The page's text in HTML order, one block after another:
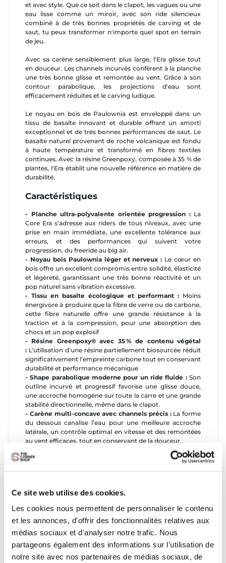
Ce site web utilise des cookies.
Les cookies nous permettent de personnaliser le contenu
et les annonces, d'offrir des fonctionnalités relatives aux
médias sociaux et d'analyser notre trafic. Nous
partageons également des informations sur l'utilisation de
notre site avec nos partenaires de médias sociaux, de
et avec style. Que ce soit dans le clapot, les vagues ou une
eau lisse comme un miroir, avec son ride silencieux
combiné à de très bonnes propriétés de carving et de
saut, tu peux transformer n'importe quel spot en terrain
de jeu.
Avec sa carène sensiblement plus large, l'Era glisse tout
en douceur. Les channels incurvés confèrent à la planche
une très bonne glisse et remontée au vent. Grâce à son
contour parabolique, les projections d'eau sont
efficacement réduites et le carving ludique.
Le noyau en bois de Paulownia est enveloppé dans un
tissu de basalte innovant et durable offrant un amorti
exceptionnel et de très bonnes performances de saut. Le
basalte naturel provenant de roche volcanique est fondu
à haute température et transformé en fibres textiles
continues. Avec la résine Greenpoxy, composée à 35 % de
plantes, l'Era établit une nouvelle référence en matière de
durabilité.
Caractéristiques
- Planche ultra-polyvalente orientée progression : La
Core Era s’adresse aux riders de tous niveaux, avec une
prise en main immédiate, une excellente tolérance aux
erreurs, et des performances qui suivent votre
progression, du freeride au big air.
- Noyau bois Paulownia léger et nerveux : Le cœur en
bois offre un excellent compromis entre solidité, élasticité
et légèreté, garantissant une très bonne réactivité et un
pop naturel sans vibration excessive.
- Tissu en basalte écologique et performant : Moins
énergivore à produire que la fibre de verre ou de carbone,
cette fibre naturelle offre une grande résistance à la
traction et à la compression, pour une absorption des
chocs et un pop explosif
- Résine Greenpoxy® avec 35 % de contenu végétal
: L’utilisation d’une résine partiellement biosourcée réduit
significativement l’empreinte carbone tout en conservant
durabilité et performance mécanique
- Shape parabolique moderne pour un ride fluide : Son
outline incurvé et progressif favorise une glisse douce,
une accroche homogène sur toute la carre et une grande
stabilité directionnelle, même dans le clapot.
- Carène multi-concave avec channels précis : La forme
du dessous canalise l’eau pour une meilleure accroche
latérale, un contrôle optimal en vitesse et des remontées
au vent efficaces, tout en conservant de la douceur.
- Quille centrale (bulbous bow) pour fendre le clapot
:Cette innovation inspirée de la marine améliore la glisse
- Deck en dôme (dome deck) :
contrôle le flex de la planche et optimise la répartition du
poids pour améliorer le pop et la stabilité, surtout lors des
réceptions fortes
- Rocker en V pour un bon équilibre entre vitesse et
tolérance :
Ce rocker progressif limite l’effet de collage à
l’eau au décollage et favorise des transitions douces sans
perte de vitesse, tout en conservant un bon départ au